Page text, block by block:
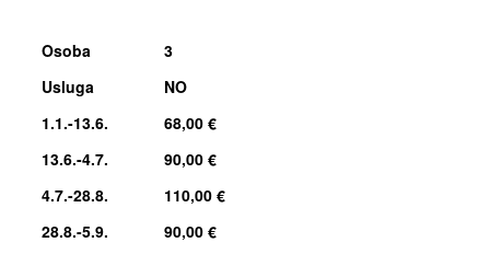
Osoba
3
Usluga
NO
1.1.-13.6.
68,00 €
13.6.-4.7.
90,00 €
4.7.-28.8.
110,00 €
28.8.-5.9.
90,00 €